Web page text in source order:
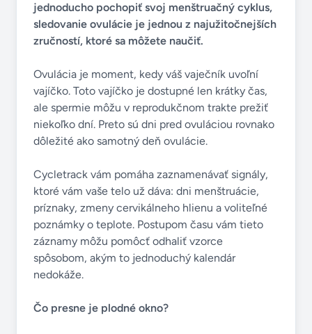
jednoducho pochopiť svoj menštruačný cyklus,
sledovanie ovulácie je jednou z najužitočnejších
zručností, ktoré sa môžete naučiť.
Ovulácia je moment, kedy váš vaječník uvoľní
vajíčko. Toto vajíčko je dostupné len krátky čas,
ale spermie môžu v reprodukčnom trakte prežiť
niekoľko dní. Preto sú dni pred ovuláciou rovnako
dôležité ako samotný deň ovulácie.
Cycletrack vám pomáha zaznamenávať signály,
ktoré vám vaše telo už dáva: dni menštruácie,
príznaky, zmeny cervikálneho hlienu a voliteľné
poznámky o teplote. Postupom času vám tieto
záznamy môžu pomôcť odhaliť vzorce
spôsobom, akým to jednoduchý kalendár
nedokáže.
Čo presne je plodné okno?